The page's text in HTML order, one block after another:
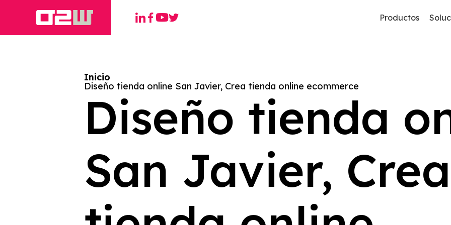
Productos
Commerce
Comercio Electrónico B2B Y B2C
Mobility
Generación De Tarifas De Precios
Picking
B2B
Plataforma B2B
D2C
A3erp De Worker Kluwers
Sage 200 O Sage 50
Inicio
Diseño tienda online San Javier, Crea tienda online ecommerce
Diseño tienda
San Javier, Crea